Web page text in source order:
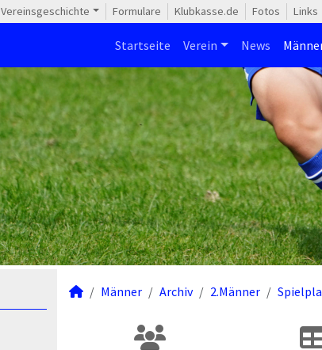
Vereinsgeschichte Formulare Klubkasse.de Fotos Links
Startseite Verein News
Männer Archiv 2.Männer